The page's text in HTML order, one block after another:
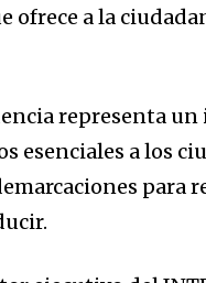
ofrece a la
representa
esenciales a los
para